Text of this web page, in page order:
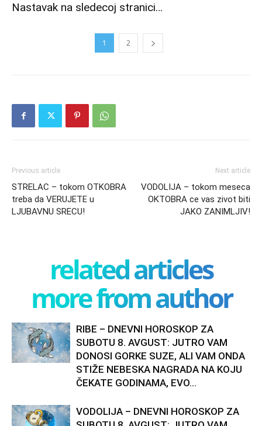
Nastavak na sledecoj stranici…
1 2
Previous article
STRELAC – tokom OTKOBRA
treba da VERUJETE u
LJUBAVNU SRECU!
Next article
VODOLIJA – tokom meseca
OKTOBRA ce vas zivot biti
JAKO ZANIMLJIV!
related articles
more from author
RIBE – DNEVNI HOROSKOP ZA
SUBOTU 8. AVGUST: JUTRO VAM
DONOSI GORKE SUZE, ALI VAM ONDA
STIŽE NEBESKA NAGRADA NA KOJU
ČEKATE GODINAMA, EVO...
VODOLIJA – DNEVNI HOROSKOP ZA